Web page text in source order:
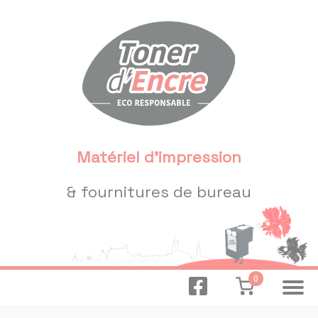
Matériel d'impression
& fournitures de bureau
0